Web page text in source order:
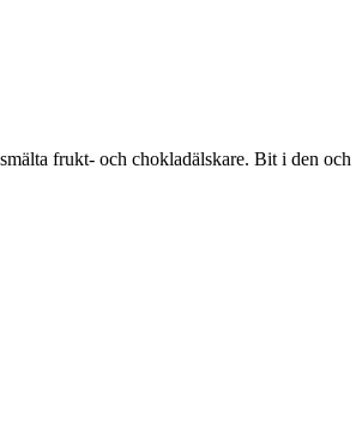
frukt- och chokladälskare. Bit i den och